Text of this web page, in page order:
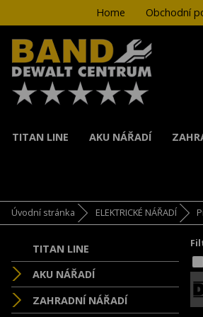
Home Obchodní
TITAN LINE AKU NÁŘADÍ
Úvodní stránka ELEKTRICKÉ NÁŘADÍ
TITAN LINE
AKU NÁŘADÍ
ZAHRADNÍ NÁŘADÍ